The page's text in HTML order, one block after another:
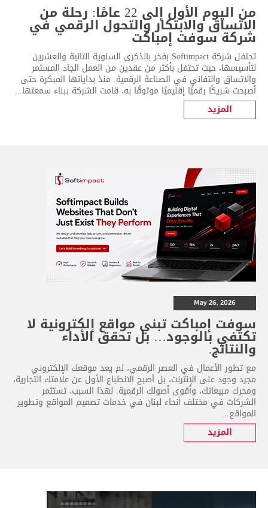
من اليوم الأول إلى 22 عامًا: رحلة من
الاتساق والابتكار والتحول الرقمي في
شركة سوفت إمباكت
تحتفل شركة Softimpact بفخر بالذكرى السنوية الثانية والعشرين
لتأسيسها، حيث تحتفل بأكثر من عقدين من العمل الجاد المستمر
والاتساق والتفاني في الصناعة الرقمية. منذ بداياتها المبكرة حتى
أصبحت شريكًا رقميًا إقليميًا موثوقًا به، قامت الشركة ببناء سمعتها...
المزيد
May 26, 2026
سوفت إمباكت تبني مواقع إلكترونية لا
تكتفي بالوجود… بل تحقق الأداء
والنتائج.
مع تطور الأعمال في العصر الرقمي، لم يعد موقعك الإلكتروني
مجرد وجود على الإنترنت، بل أصبح الانطباع الأول عن علامتك التجارية،
ومحرك مبيعاتك، وأقوى أصولك الرقمية. لهذا السبب، تستثمر
الشركات في مختلف أنحاء لبنان في خدمات تصميم المواقع وتطوير
المواقع...
المزيد